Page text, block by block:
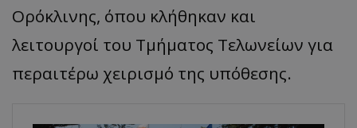
Ορόκλινης, όπου κλήθηκαν και
λειτουργοί του Τμήματος Τελωνείων για
περαιτέρω χειρισμό της υπόθεσης.